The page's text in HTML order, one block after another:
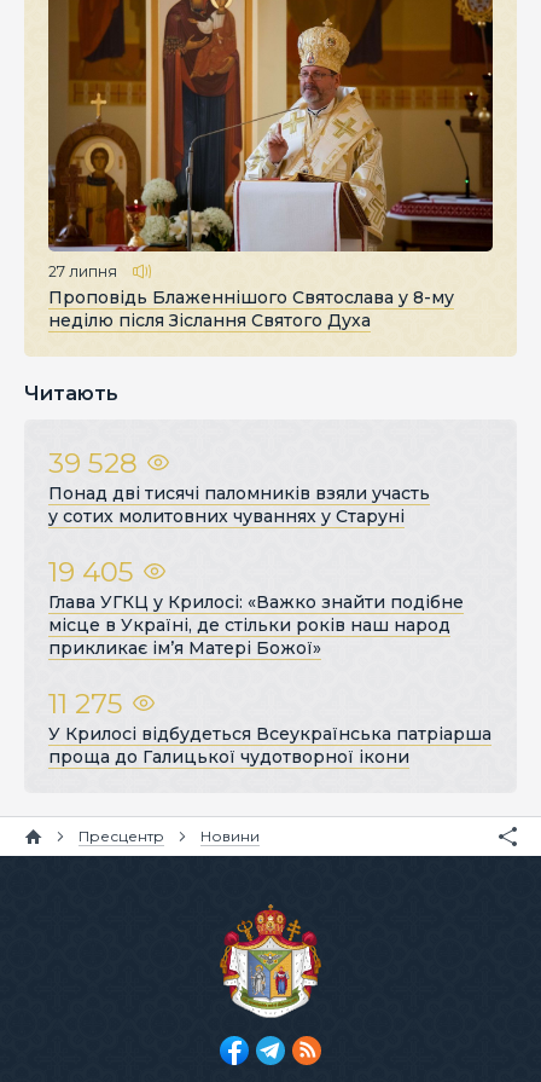
27 липня
Проповідь Блаженнішого Святослава у 8-му
неділю після Зіслання Святого Духа
Читають
39 528
Понад дві тисячі паломників взяли участь
у сотих молитовних чуваннях у Старуні
19 405
Глава УГКЦ у Крилосі: «Важко знайти подібне
місце в Україні, де стільки років наш народ
прикликає ім’я Матері Божої»
11 275
У Крилосі відбудеться Всеукраїнська патріарша
проща до Галицької чудотворної ікони
Пресцентр Новини